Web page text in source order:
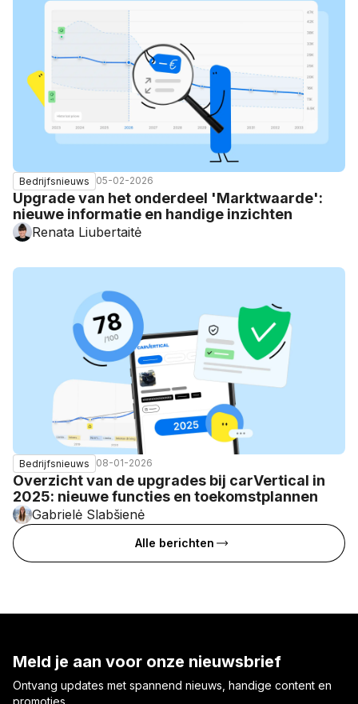
Bedrijfsnieuws 05-02-2026
Upgrade van het onderdeel 'Marktwaarde':
nieuwe informatie en handige inzichten
Renata Liubertaitė
Bedrijfsnieuws 08-01-2026
Overzicht van de upgrades bij carVertical in
2025: nieuwe functies en toekomstplannen
Gabrielė Slabšienė
Alle berichten
Meld je aan voor onze nieuwsbrief
Ontvang updates met spannend nieuws, handige content en
promoties.